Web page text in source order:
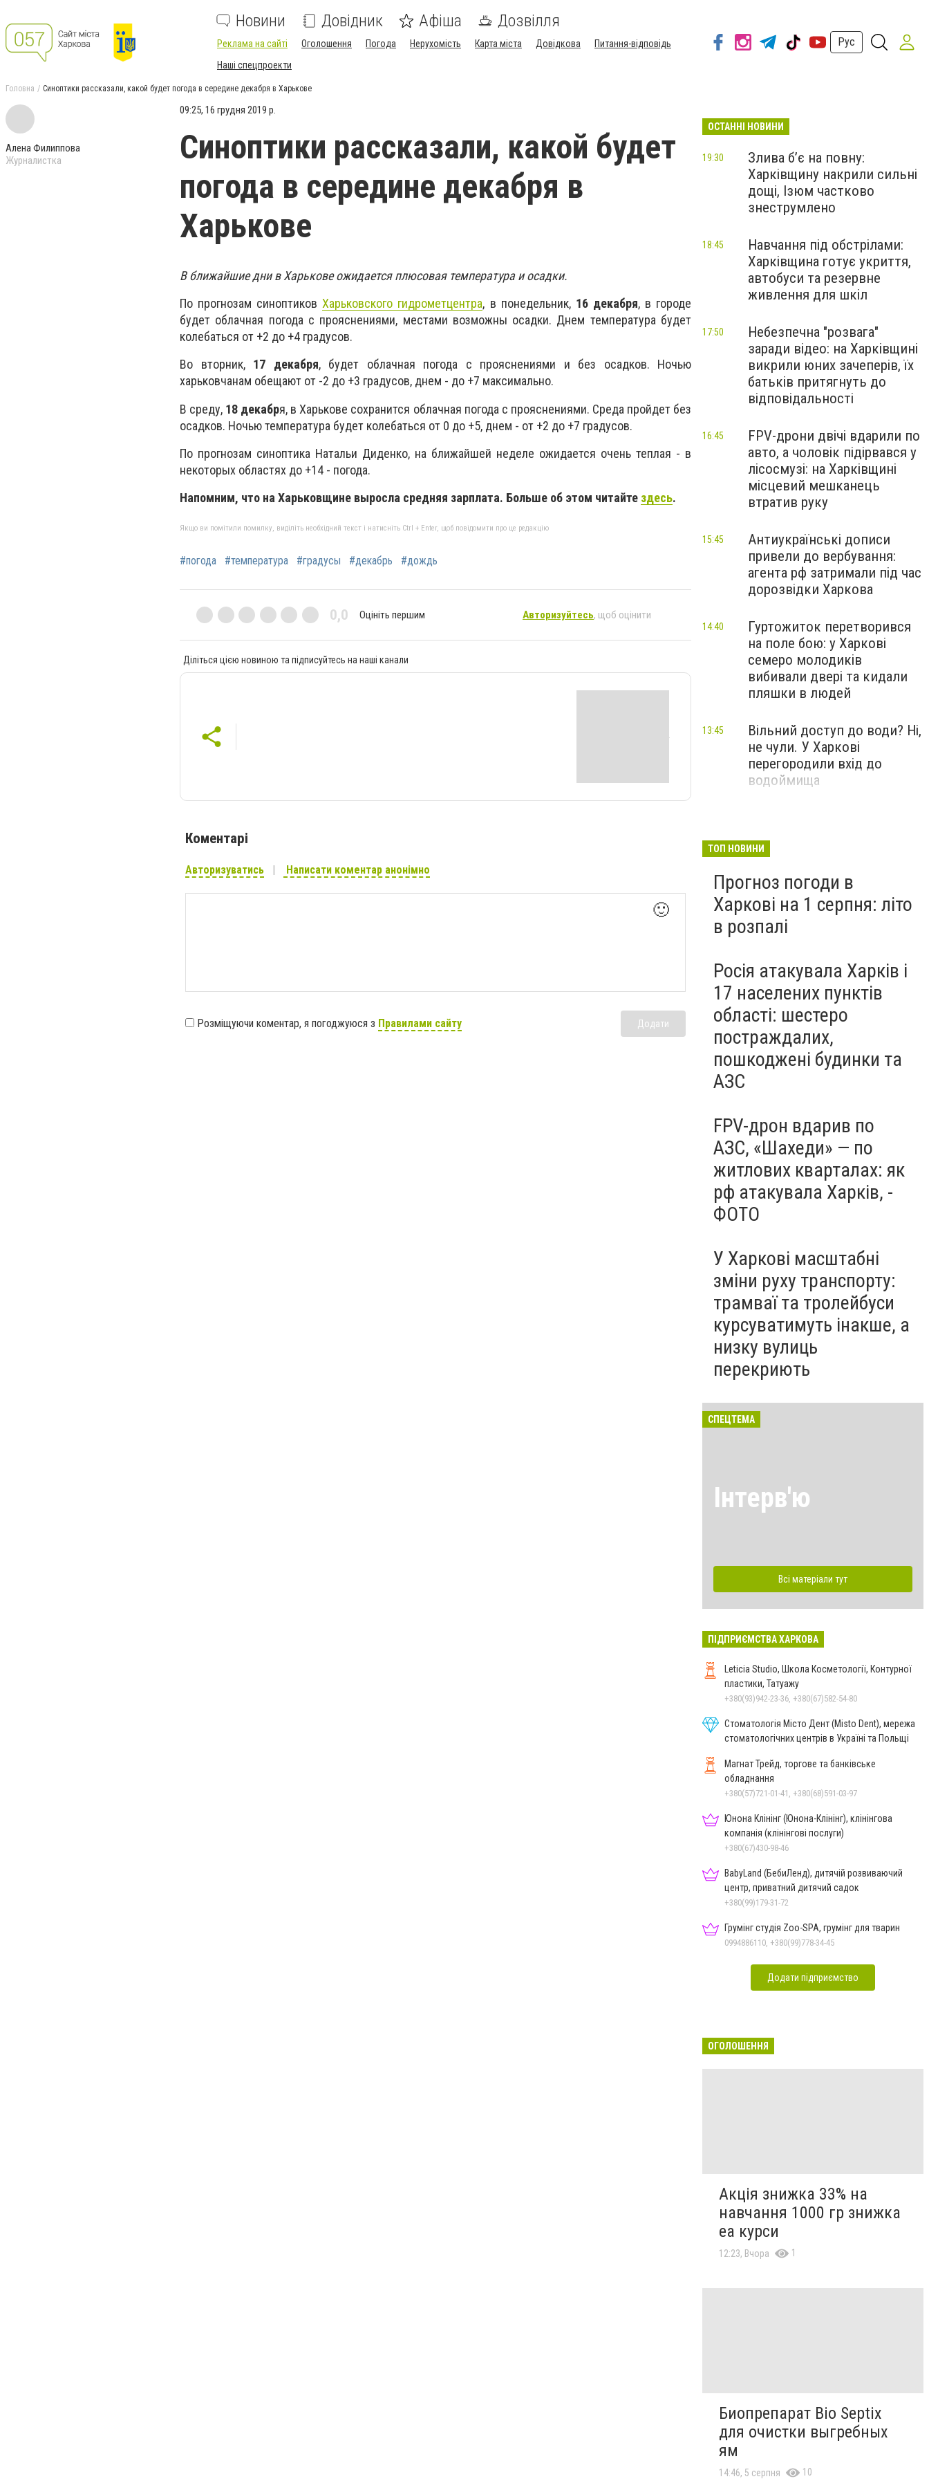
Новини Довідник Афіша Дозвілля
Реклама на сайті Оголошення Погода Нерухомість Карта міста Довідкова
Питання-відповідь
Наші спецпроекти
Рус
Головна Синоптики рассказали, какой будет погода в середине декабря в Харькове
Алена Филиппова
Журналистка
09:25, 16 грудня 2019 р.
Синоптики рассказали, какой будет
погода в середине декабря в
Харькове
В ближайшие дни в Харькове ожидается плюсовая температура и осадки.
По прогнозам синоптиковХарьковского гидрометцентра, в понедельник, 16 декабря, в городе
будет облачная погода с прояснениями, местами возможны осадки. Днем температура будет
колебаться от +2 до +4 градусов.
Во вторник, 17 декабря, будет облачная погода с прояснениями и без осадков. Ночью
харьковчанам обещают от -2 до +3 градусов, днем - до +7 максимально.
В среду, 18 декабря, в Харькове сохранится облачная погода с прояснениями. Среда пройдет без
осадков. Ночью температура будет колебаться от 0 до +5, днем - от +2 до +7 градусов.
По прогнозам синоптика Натальи Диденко, на ближайшей неделе ожидается очень теплая - в
некоторых областях до +14 - погода.
Напомним, что на Харьковщине выросла средняя зарплата. Больше об этом читайте здесь.
Якщо ви помітили помилку, виділіть необхідний текст і натисніть Ctrl + Enter, щоб повідомити про це редакцію
#погода #температура #градусы #декабрь #дождь
0,0 Оцініть першим Авторизуйтесь, щоб оцінити
Діліться цією новиною та підписуйтесь на наші канали
Коментарі
Авторизуватись Написати коментар анонімно
🙂
Розміщуючи коментар, я погоджуюся з Правилами сайту Додати
ОСТАННІ НОВИНИ
Злива б’є на повну:
Харківщину накрили сильні
дощі, Ізюм частково
знеструмлено
19:30
Навчання під обстрілами:
Харківщина готує укриття,
автобуси та резервне
живлення для шкіл
18:45
Небезпечна "розвага"
заради відео: на Харківщині
викрили юних зачеперів, їх
батьків притягнуть до
відповідальності
17:50
FPV-дрони двічі вдарили по
авто, а чоловік підірвався у
лісосмузі: на Харківщині
місцевий мешканець
втратив руку
16:45
Антиукраїнські дописи
привели до вербування:
агента рф затримали під час
дорозвідки Харкова
15:45
Гуртожиток перетворився
на поле бою: у Харкові
семеро молодиків
вибивали двері та кидали
пляшки в людей
14:40
Вільний доступ до води? Ні,
не чули. У Харкові
перегородили вхід до
водоймища
13:45
області дрон рф атакував
ТОП НОВИНИ
Прогноз погоди в
Харкові на 1 серпня: літо
в розпалі
Росія атакувала Харків і
17 населених пунктів
області: шестеро
постраждалих,
пошкоджені будинки та
АЗС
FPV-дрон вдарив по
АЗС, «Шахеди» — по
житлових кварталах: як
рф атакувала Харків, -
ФОТО
У Харкові масштабні
зміни руху транспорту:
трамваї та тролейбуси
курсуватимуть інакше, а
низку вулиць
перекриють
СПЕЦТЕМА
Інтерв'ю
Всі матеріали тут
ПІДПРИЄМСТВА ХАРКОВА
Leticia Studio, Школа Косметології, Контурної
пластики, Татуажу
+380(93)942-23-36, +380(67)582-54-80
Стоматологія Місто Дент (Misto Dent), мережа
стоматологічних центрів в Україні та Польщі
Магнат Трейд, торгове та банківське
обладнання
+380(57)721-01-41, +380(68)591-03-97
Юнона Клінінг (Юнона-Клінінг), клінінгова
компанія (клінінгові послуги)
+380(67)430-98-46
BabyLand (БебиЛенд), дитячій розвиваючий
центр, приватний дитячий садок
+380(99)179-31-72
Грумінг студія Zoo-SPA, грумінг для тварин
0994886110, +380(99)778-34-45
Додати підприємство
ОГОЛОШЕННЯ
Акція знижка 33% на
навчання 1000 гр знижка
еа курси
12:23, Вчора 1
Биопрепарат Bio Septix
для очистки выгребных
ям
14:46, 5 серпня 10